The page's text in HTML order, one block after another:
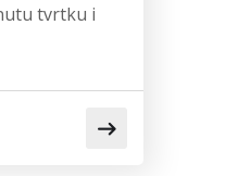
tvrtku i